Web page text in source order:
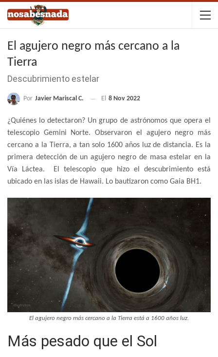
El agujero negro más cercano a la
Tierra
Descubrimiento estelar
Por Javier Mariscal C. El 8 Nov 2022
¿Quiénes lo detectaron? Un grupo de astrónomos que opera el
telescopio Gemini Norte. Observaron el agujero negro más
cercano a la Tierra, a tan solo 1600 años luz de distancia. Es la
primera detección de un agujero negro de masa estelar en la
Vía Láctea. El telescopio que hizo el descubrimiento está
ubicado en las islas de Hawaii. Lo bautizaron como Gaia BH1.
El agujero negro más cercano a la Tierra está a 1600 años luz.
Más pesado que el Sol